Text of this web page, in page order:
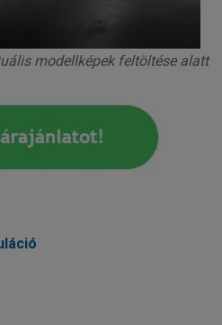
modellképek feltöltése alatt